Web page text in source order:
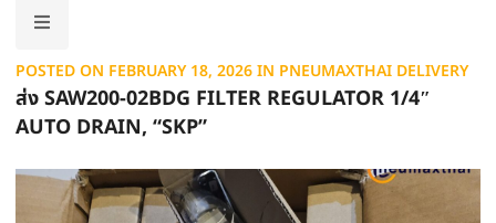
POSTED ON FEBRUARY 18, 2026IN PNEUMAXTHAI DELIVERY
ส่ง SAW200-02BDG FILTER REGULATOR 1/4″
AUTO DRAIN, “SKP”